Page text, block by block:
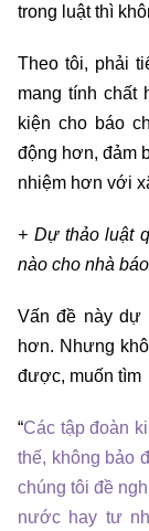
trong luật thì
Theo tôi, phải
mang tính chất
kiện cho báo
động hơn, đảm
nhiệm hơn với
+ Dự thảo luật
nào cho nhà
Vấn đề này dự
hơn. Nhưng
được, muốn tìm
“Các tập đoàn
thế, không bảo
chúng tôi đề
nước hay tư